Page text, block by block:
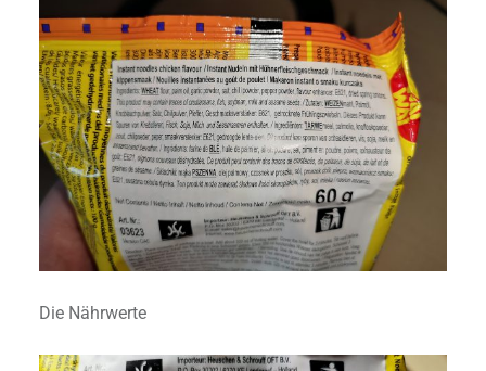
Die Nährwerte